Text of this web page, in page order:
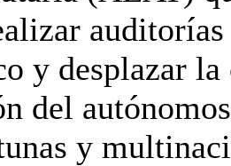
y desplazar
del
y